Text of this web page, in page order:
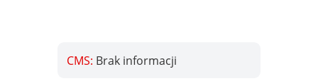
CMS: Brak informacji